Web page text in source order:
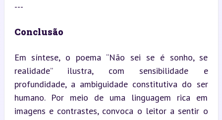
---
Conclusão
Em síntese, o poema “Não sei se é sonho, se
realidade” ilustra, com sensibilidade e
profundidade, a ambiguidade constitutiva do ser
humano. Por meio de uma linguagem rica em
imagens e contrastes, convoca o leitor a sentir o